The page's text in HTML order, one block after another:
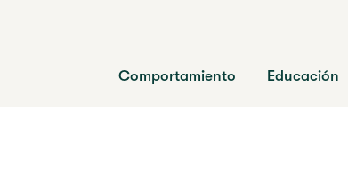
Infancia
Comportamiento Educación